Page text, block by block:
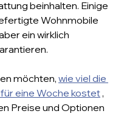
beinhalten. Einige
Wohnmobile
ein wirklich
möchten, wie viel die
eine Woche kostet ,
Preise und Optionen